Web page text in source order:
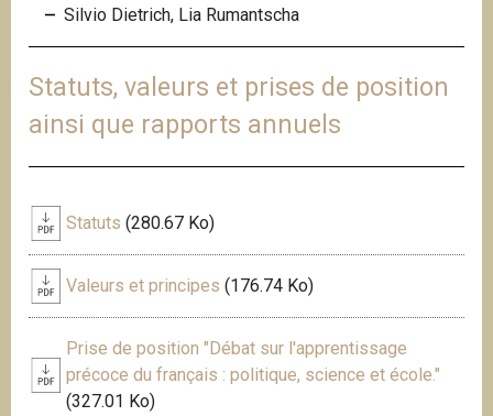
Silvio Dietrich, Lia Rumantscha
Statuts, valeurs et prises de position
ainsi que rapports annuels
Statuts (280.67 Ko)
Valeurs et principes (176.74 Ko)
Prise de position "Débat sur l'apprentissage
précoce du français : politique, science et école."
(327.01 Ko)